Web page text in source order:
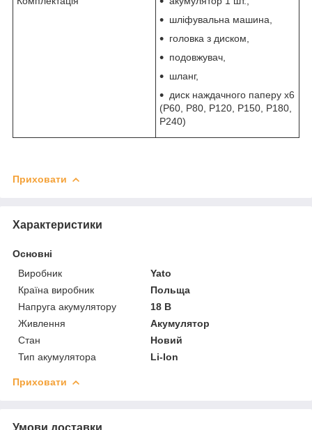
шліфувальна машина,
головка з диском,
подовжувач,
шланг,
диск наждачного паперу х6
(Р60, Р80, Р120, Р150, Р180,
Р240)
Приховати
Характеристики
Основні
Виробник
Yato
Країна виробник
Польща
Напруга акумулятору
18 В
Живлення
Акумулятор
Стан
Новий
Тип акумулятора
Li-Ion
Приховати
Умови доставки